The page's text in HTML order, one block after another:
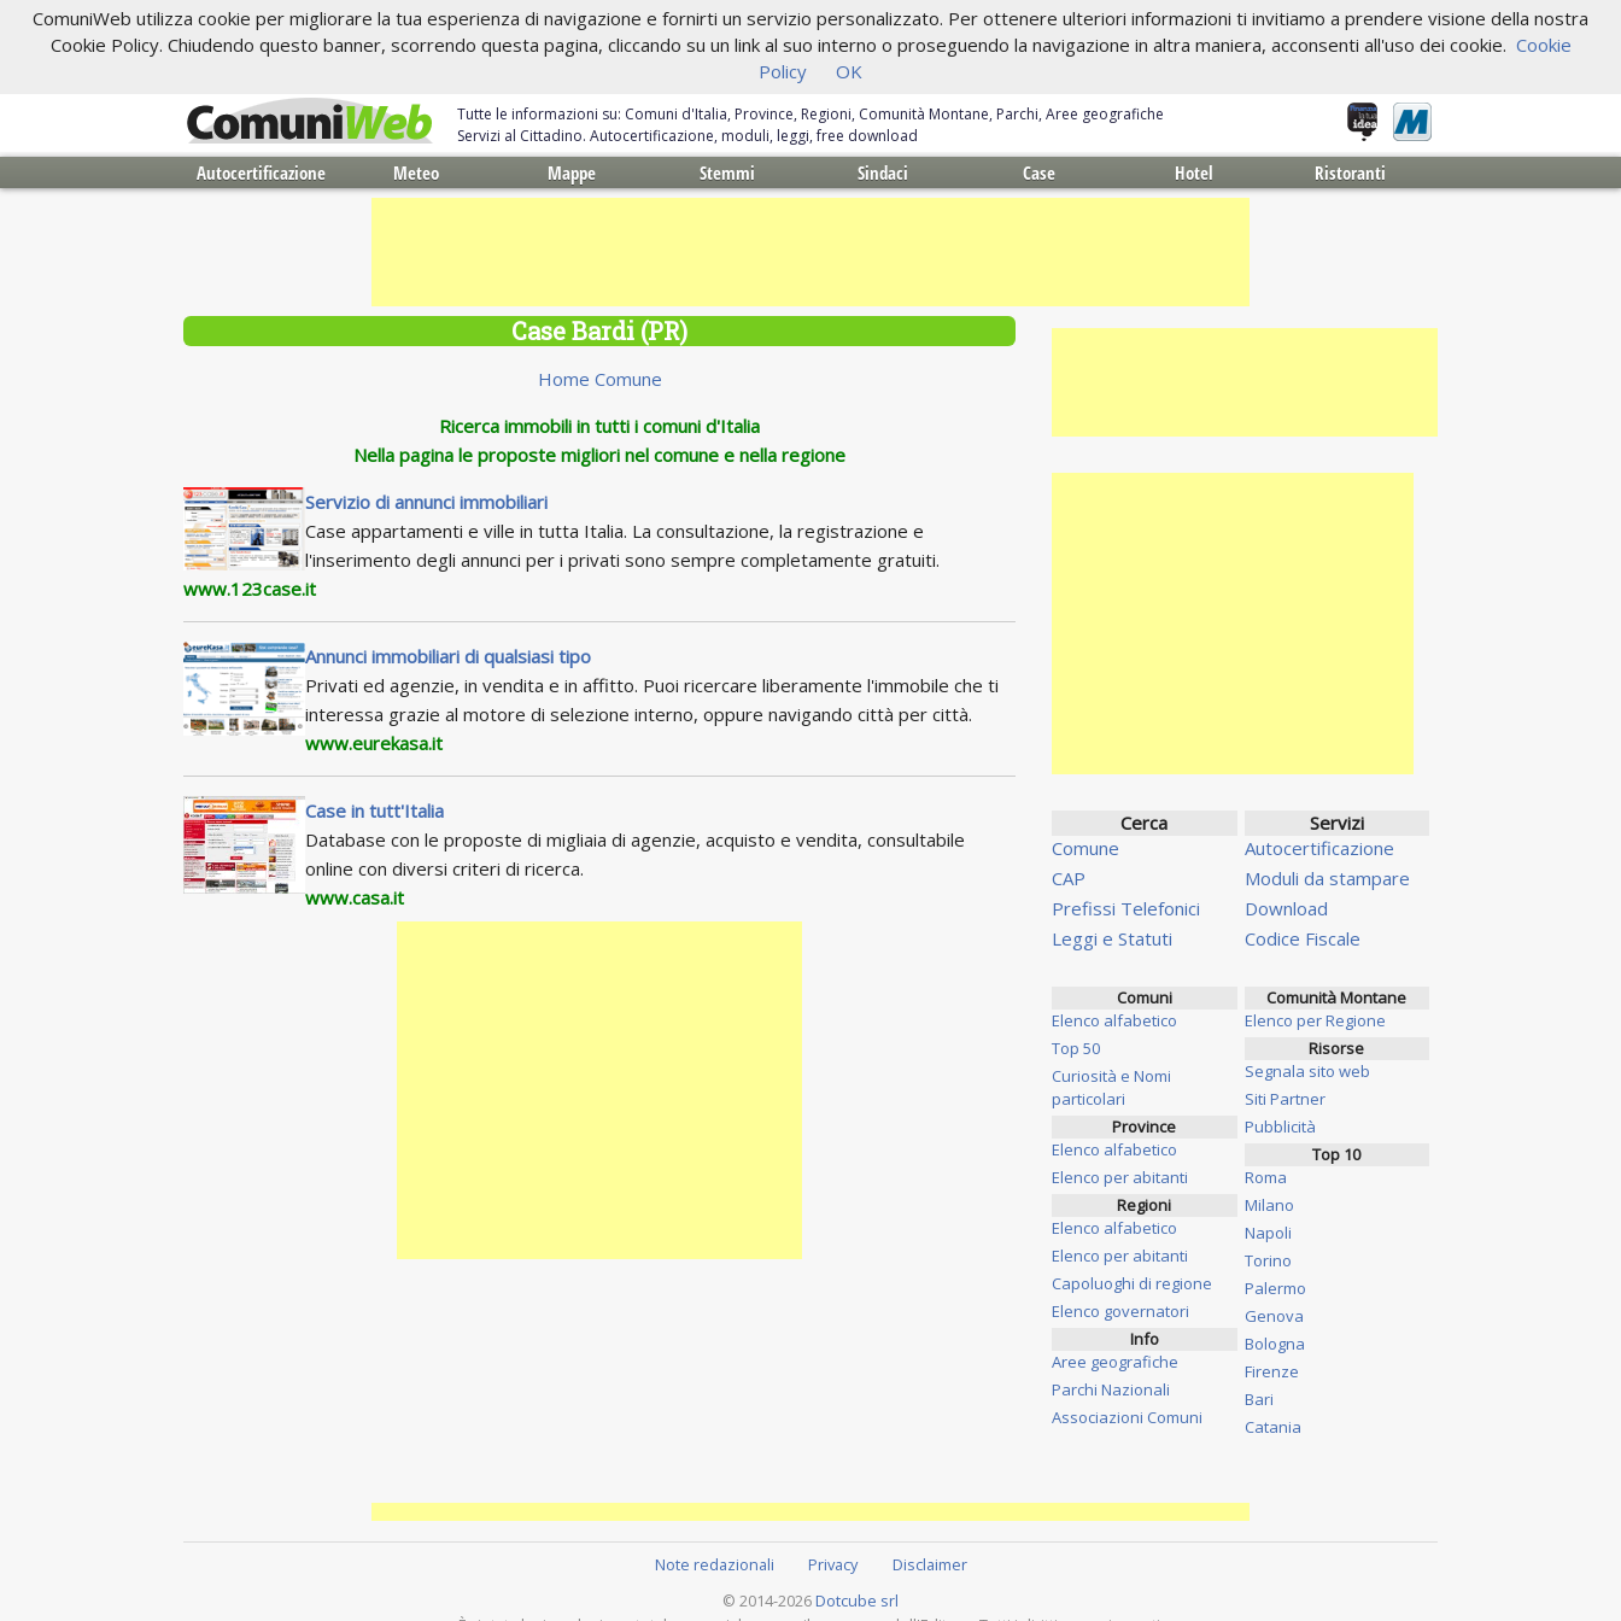
ComuniWeb utilizza cookie per migliorare la tua esperienza di navigazione e fornirti un servizio personalizzato. Per ottenere ulteriori informazioni ti invitiamo a prendere visione della nostra
Cookie Policy. Chiudendo questo banner, scorrendo questa pagina, cliccando su un link al suo interno o proseguendo la navigazione in altra maniera, acconsenti all'uso dei cookie. Cookie
Policy
OK
Tutte le informazioni su: Comuni d'Italia, Province, Regioni, Comunità Montane, Parchi, Aree geografiche
Servizi al Cittadino. Autocertificazione, moduli, leggi, free download
Autocertificazione Meteo Mappe Stemmi Sindaci Case Hotel Ristoranti
Case Bardi (PR)
Home Comune
Ricerca immobili in tutti i comuni d'Italia
Nella pagina le proposte migliori nel comune e nella regione
Servizio di annunci immobiliari
Case appartamenti e ville in tutta Italia. La consultazione, la registrazione e
l'inserimento degli annunci per i privati sono sempre completamente gratuiti.
www.123case.it
Annunci immobiliari di qualsiasi tipo
Privati ed agenzie, in vendita e in affitto. Puoi ricercare liberamente l'immobile che ti
interessa grazie al motore di selezione interno, oppure navigando città per città.
www.eurekasa.it
Case in tutt'Italia
Database con le proposte di migliaia di agenzie, acquisto e vendita, consultabile
online con diversi criteri di ricerca.
www.casa.it
Cerca
Comune
CAP
Prefissi Telefonici
Leggi e Statuti
Servizi
Autocertificazione
Moduli da stampare
Download
Codice Fiscale
Comuni
Elenco alfabetico
Top 50
Curiosità e Nomi
particolari
Province
Elenco alfabetico
Elenco per abitanti
Regioni
Elenco alfabetico
Elenco per abitanti
Capoluoghi di regione
Elenco governatori
Info
Aree geografiche
Parchi Nazionali
Associazioni Comuni
Comunità Montane
Elenco per Regione
Risorse
Segnala sito web
Siti Partner
Pubblicità
Top 10
Roma
Milano
Napoli
Torino
Palermo
Genova
Bologna
Firenze
Bari
Catania
Note redazionali Privacy
Disclaimer
© 2014-2026 Dotcube srl